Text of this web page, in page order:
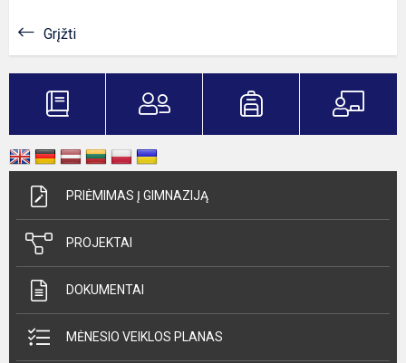
Grįžti
PRIĖMIMAS Į GIMNAZIJĄ
PROJEKTAI
DOKUMENTAI
MĖNESIO VEIKLOS PLANAS